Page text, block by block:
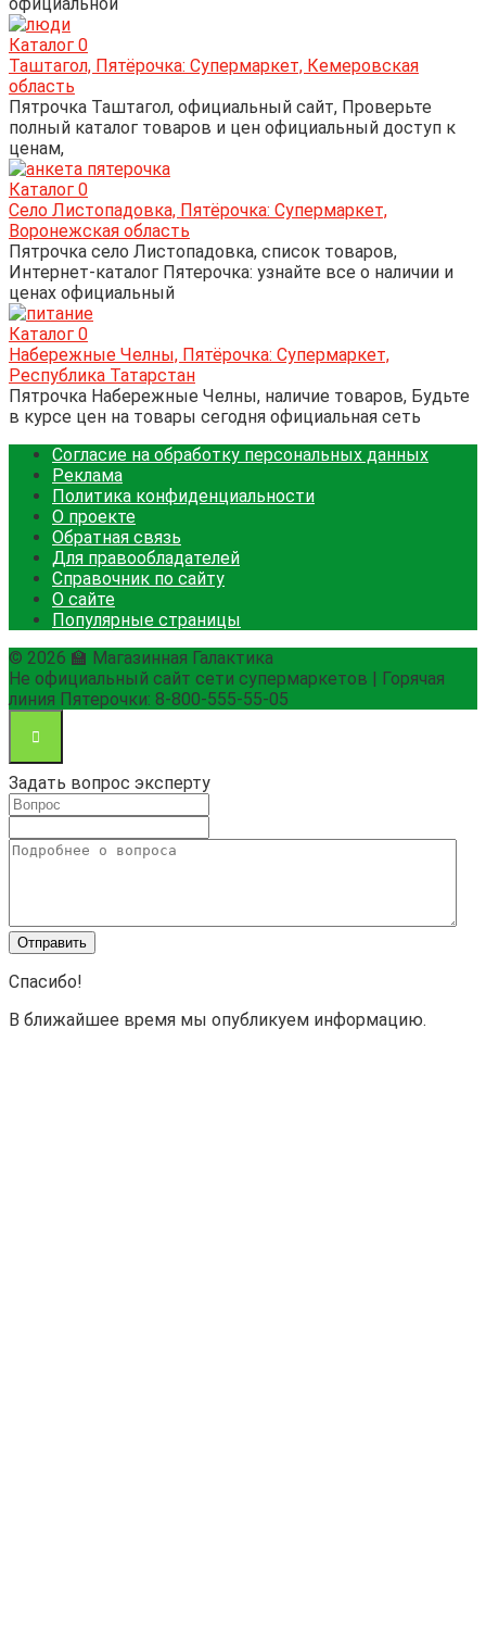
официальной
Каталог 0
Таштагол, Пятёрочка: Супермаркет, Кемеровская
область
Пятрочка Таштагол, официальный сайт, Проверьте
полный каталог товаров и цен официальный доступ к
ценам,
Каталог 0
Село Листопадовка, Пятёрочка: Супермаркет,
Воронежская область
Пятрочка село Листопадовка, список товаров,
Интернет-каталог Пятерочка: узнайте все о наличии и
ценах официальный
Каталог 0
Набережные Челны, Пятёрочка: Супермаркет,
Республика Татарстан
Пятрочка Набережные Челны, наличие товаров, Будьте
в курсе цен на товары сегодня официальная сеть
Согласие на обработку персональных данных
Реклама
Политика конфиденциальности
О проекте
Обратная связь
Для правообладателей
Справочник по сайту
О сайте
Популярные страницы
© 2026 🏫 Магазинная Галактика
Не официальный сайт сети супермаркетов | Горячая
линия Пятерочки: 8-800-555-55-05
Задать вопрос эксперту
Спасибо!
В ближайшее время мы опубликуем информацию.